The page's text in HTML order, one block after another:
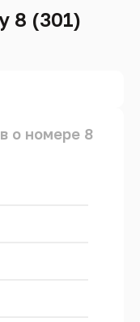
8 (301)
о номере 8